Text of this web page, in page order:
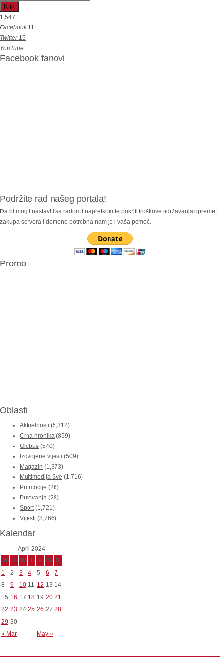
Klik
1,547
Facebook 11
Twitter 15
YouTube
Facebook fanovi
Podržite rad našeg portala!
Da bi mogli nastaviti sa radom i napretkom te pokriti troškove održavanja opreme,
zakupa servera i domene potrebna nam je i vaša pomoć.
Promo
Oblasti
Aktuelnosti (5,312)
Crna hronika (859)
Globus (540)
Izdvojene vijesti (509)
Magazin (1,373)
Multimedija Sve (1,716)
Promocije (26)
Putovanja (28)
Sport(1,721)
Vijesti (8,766)
Kalendar
April 2024
M
T W T F S S
« Mar May »
1 2 3 4 5 6
7
8
9 10 11 12 13 14
15 16 17 18 19 20 21
22 23 24 25 26 27 28
29 30